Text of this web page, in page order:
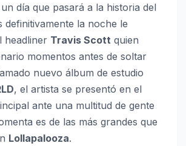
día que pasará a la historia del
definitivamente la noche le
headliner Travis Scott quien
momentos antes de soltar
nuevo álbum de estudio
, el artista se presentó en el
ante una multitud de gente
es de las más grandes que
Lollapalooza.